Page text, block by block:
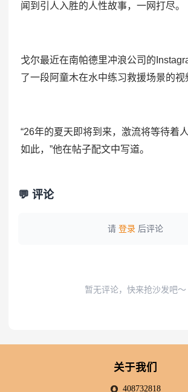
闻到引人入胜的人性故事，一网打尽。
戈尔最近在南帕德里冲浪公司的
了一段阿童木在水中练习救援场景的视
“26年的夏天即将到来，激流将等待着
如此，”他在帖子配文中写道。
💬 评论
请 登录 后评论
暂无评论，快来抢沙发吧～
关于我们
408732818